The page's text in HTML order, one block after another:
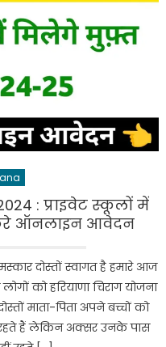
: प्राइवेट स्कूलों में
ऑनलाइन आवेदन
दोस्तों स्वागत है हमारे आज
को हरियाणा चिराग योजना
माता-पिता अपने बच्चों को
हैं लेकिन अक्सर उनके पास